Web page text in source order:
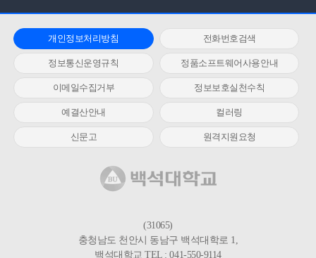
개인정보처리방침 전화번호검색
정보통신운영규칙 정품소프트웨어사용안내
이메일수집거부 정보보호실천수칙
예결산안내 컬러링
신문고 원격지원요청
(31065)
충청남도 천안시 동남구 백석대학로 1,
백석대학교 TEL : 041-550-9114